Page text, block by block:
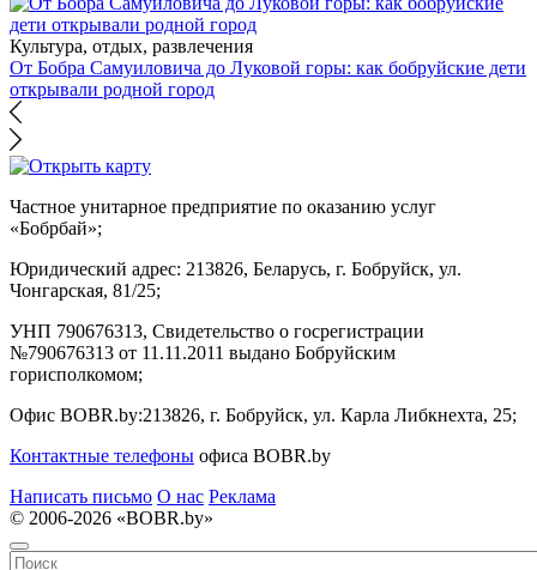
Культура, отдых, развлечения
От Бобра Самуиловича до Луковой горы: как бобруйские дети
открывали родной город
Частное унитарное предприятие по оказанию услуг
«Бобрбай»;
Юридический адрес: 213826, Беларусь, г. Бобруйск, ул.
Чонгарская, 81/25;
УНП 790676313, Свидетельство о госрегистрации
№790676313 от 11.11.2011 выдано Бобруйским
горисполкомом;
Офис BOBR.by:213826, г. Бобруйск, ул. Карла Либкнехта, 25;
Контактные телефоны офиса BOBR.by
Написать письмо О нас Реклама
© 2006-2026 «BOBR.by»